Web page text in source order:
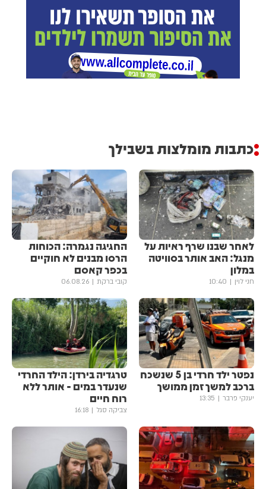
כתבות מומלצות בשבילך
לאחר שבנו שרף ראיות על
מנגל: האב אותר בסוויטה
במלון
חני לוין 10:40
החגיגה נגמרה: הכוחות
הרסו מבנים לא חוקיים
בכפר קאסם
קובי ברקת 06.08.26
נפטר ילד חרדי בן 5 שנשכח
ברכב למשך זמן ממושך
יענקי פרבר 13:35
טרגדיה בירדן: הילד החרדי
שנעדר במים - אותר ללא
רוח חיים
צביקה סגל 16:18